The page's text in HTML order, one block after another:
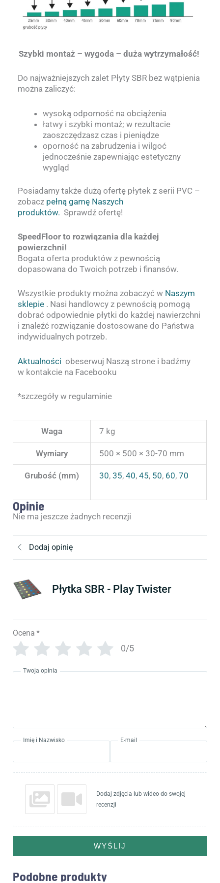
Szybki montaż – wygoda – duża wytrzymałość!
Do najważniejszych zalet Płyty SBR bez wątpienia
można zaliczyć:
wysoką odporność na obciążenia
łatwy i szybki montaż; w rezultacie
zaoszczędzasz czas i pieniądze
oporność na zabrudzenia i wilgoć
jednocześnie zapewniając estetyczny
wygląd
Posiadamy także dużą ofertę płytek z serii PVC –
zobacz pełną gamę Naszych
produktów. Sprawdź ofertę!
SpeedFloor to rozwiązania dla każdej
powierzchni!
Bogata oferta produktów z pewnością
dopasowana do Twoich potrzeb i finansów.
Wszystkie produkty można zobaczyć w Naszym
sklepie . Nasi handlowcy z pewnością pomogą
dobrać odpowiednie płytki do każdej nawierzchni
i znaleźć rozwiązanie dostosowane do Państwa
indywidualnych potrzeb.
Aktualności obeserwuj Naszą strone i badźmy
w kontakcie na Facebooku
*szczegóły w regulaminie
Waga 7 kg
Wymiary 500 × 500 × 30-70 mm
Grubość (mm) 30,35,40,45, 50, 60,70
Opinie
Nie ma jeszcze żadnych recenzji
Dodaj opinię
Płytka SBR - Play Twister
Ocena *
0/5
Twoja opinia
Imię i Nazwisko E-mail
Dodaj zdjęcia lub wideo do swojej
recenzji
WYŚLIJ
Podobne produkty